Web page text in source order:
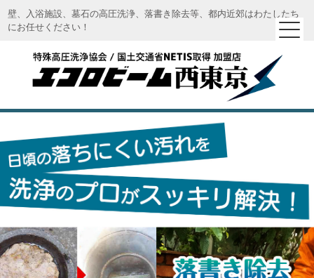
壁、入浴施設、墓石の高圧洗浄、落書き除去等、都内近郊はわたしたち
にお任せください！
エコロビーム西東京｜特殊高圧洗浄 エコロビーム